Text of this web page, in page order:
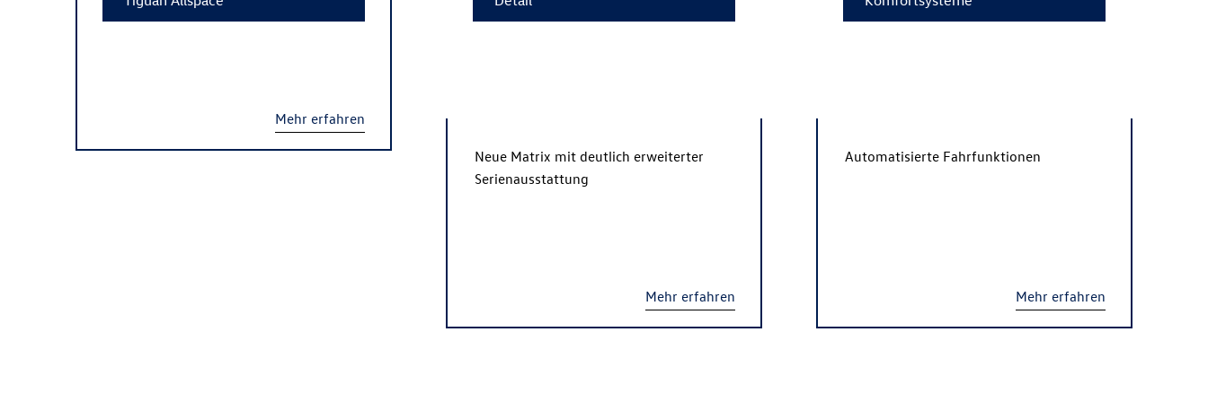
Mehr erfahren
Neue Matrix mit deutlich erweiterter
Serienausstattung
Mehr erfahren
Automatisierte Fahrfunktionen
Mehr erfahren